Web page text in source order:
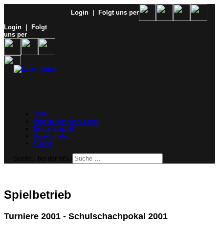
Login
| Folgt uns per
Login
| Folgt
uns per
SVW
Ergebnisdienst & Portal
Schachjugend
Verein finden
E-Mail
Spielbetrieb
Turniere 2001 - Schulschachpokal 2001